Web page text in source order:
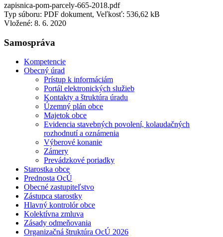
zapisnica-pom-parcely-665-2018.pdf
Typ súboru: PDF dokument, Veľkosť: 536,62 kB
Vložené: 8. 6. 2020
Samospráva
Kompetencie
Obecný úrad
Prístup k informáciám
Portál elektronických služieb
Kontakty a štruktúra úradu
Územný plán obce
Majetok obce
Evidencia stavebných povolení, kolaudačných
rozhodnutí a oznámenia
Výberové konanie
Zámery
Prevádzkové poriadky
Starostka obce
Prednosta OcÚ
Obecné zastupiteľstvo
Zástupca starostky
Hlavný kontrolór obce
Kolektívna zmluva
Zásady odmeňovania
Organizačná štruktúra OcÚ 2026